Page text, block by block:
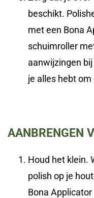
beschikt.
met een Bona
schuimroller
aanwijzingen
je alles hebt
AANBRENGEN
Houd het klein.
polish op je
Bona